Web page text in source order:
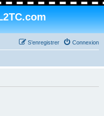
Connexion
S’enregistrer